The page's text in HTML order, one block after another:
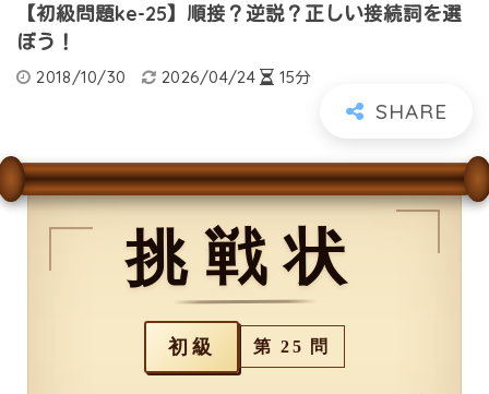
【初級問題ke-25】順接？逆説？正しい接続詞を選
ぼう！
2018/10/30 2026/04/24 15分
挑戦状
初級 第 25 問